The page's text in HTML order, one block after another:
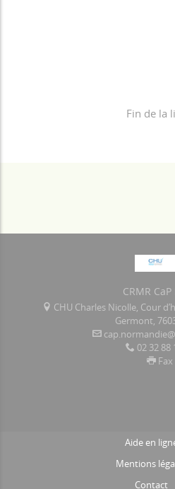
Fin de la
CRMR
CHU Charles Nicolle, Cour
Germont,
02 32 88
Fax
Aide en
Mentions
Contact